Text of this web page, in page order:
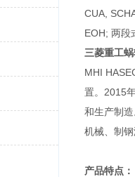
CUA,
EOH; 两段
三菱重工
MHI
置。2015
和生产制
机械、制
产品特点：